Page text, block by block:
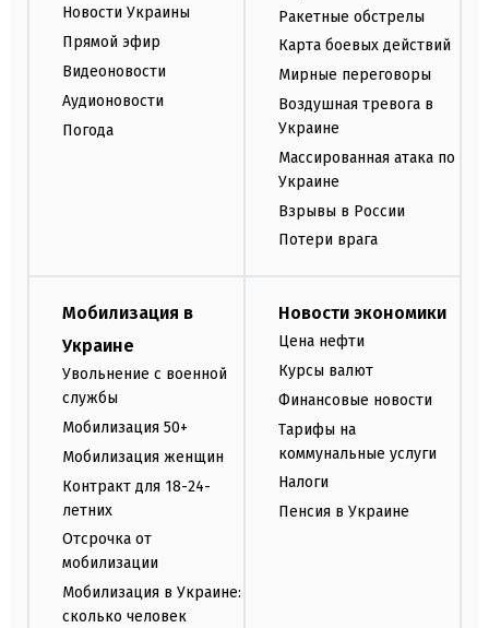
Новости Украины
Прямой эфир
Видеоновости
Аудионовости
Погода
Ракетные обстрелы
Карта боевых действий
Мирные переговоры
Воздушная тревога в
Украине
Массированная атака по
Украине
Взрывы в России
Потери врага
Мобилизация в
Украине
Увольнение с военной
службы
Мобилизация 50+
Мобилизация женщин
Контракт для 18-24-
летних
Отсрочка от
мобилизации
Мобилизация в Украине:
сколько человек
Новости экономики
Цена нефти
Курсы валют
Финансовые новости
Тарифы на
коммунальные услуги
Налоги
Пенсия в Украине